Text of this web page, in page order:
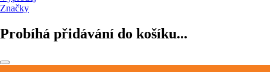
Značky
Probíhá přidávání do košíku...